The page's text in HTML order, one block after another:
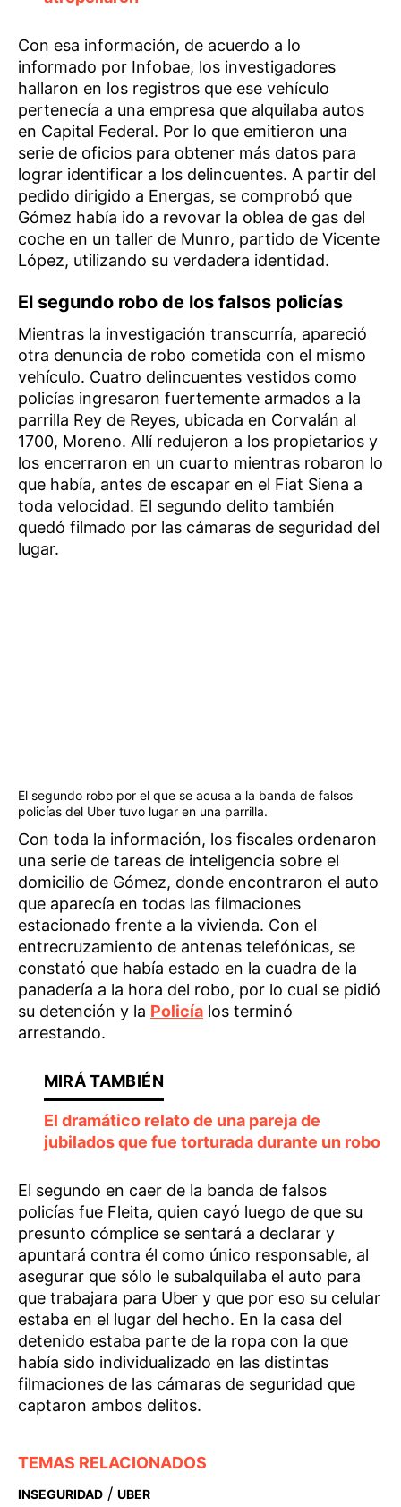
Con esa información, de acuerdo a lo
informado por Infobae, los investigadores
hallaron en los registros que ese vehículo
pertenecía a una empresa que alquilaba autos
en Capital Federal. Por lo que emitieron una
serie de oficios para obtener más datos para
lograr identificar a los delincuentes. A partir del
pedido dirigido a Energas, se comprobó que
Gómez había ido a revovar la oblea de gas del
coche en un taller de Munro, partido de Vicente
López, utilizando su verdadera identidad.
El segundo robo de los falsos policías
Mientras la investigación transcurría, apareció
otra denuncia de robo cometida con el mismo
vehículo. Cuatro delincuentes vestidos como
policías ingresaron fuertemente armados a la
parrilla Rey de Reyes, ubicada en Corvalán al
1700, Moreno. Allí redujeron a los propietarios y
los encerraron en un cuarto mientras robaron lo
que había, antes de escapar en el Fiat Siena a
toda velocidad. El segundo delito también
quedó filmado por las cámaras de seguridad del
lugar.
El segundo robo por el que se acusa a la banda de falsos
policías del Uber tuvo lugar en una parrilla.
Con toda la información, los fiscales ordenaron
una serie de tareas de inteligencia sobre el
domicilio de Gómez, donde encontraron el auto
que aparecía en todas las filmaciones
estacionado frente a la vivienda. Con el
entrecruzamiento de antenas telefónicas, se
constató que había estado en la cuadra de la
panadería a la hora del robo, por lo cual se pidió
su detención y la Policía los terminó
arrestando.
El dramático relato de una pareja de
jubilados que fue torturada durante un robo
El segundo en caer de la banda de falsos
policías fue Fleita, quien cayó luego de que su
presunto cómplice se sentará a declarar y
apuntará contra él como único responsable, al
asegurar que sólo le subalquilaba el auto para
que trabajara para Uber y que por eso su celular
estaba en el lugar del hecho. En la casa del
detenido estaba parte de la ropa con la que
había sido individualizado en las distintas
filmaciones de las cámaras de seguridad que
captaron ambos delitos.
TEMAS RELACIONADOS
INSEGURIDAD / UBER